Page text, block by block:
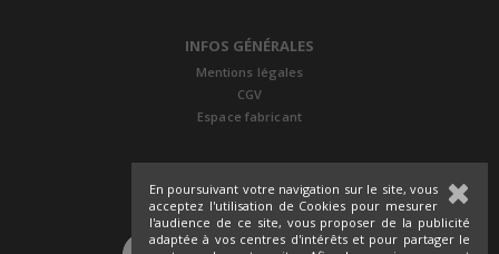
En poursuivant votre navigation sur le site, vous
acceptez l'utilisation de Cookies pour mesurer
l'audience de ce site, vous proposer de la publicité
adaptée à vos centres d'intérêts et pour partager le
INFOS GÉNÉRALES
Mentions légales
CGV
Espace fabricant